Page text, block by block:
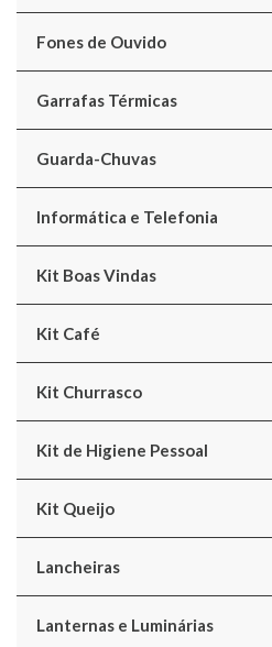
Fones de Ouvido
Garrafas Térmicas
Guarda-Chuvas
Informática e Telefonia
Kit Boas Vindas
Kit Café
Kit Churrasco
Kit de Higiene Pessoal
Kit Queijo
Lancheiras
Lanternas e Luminárias